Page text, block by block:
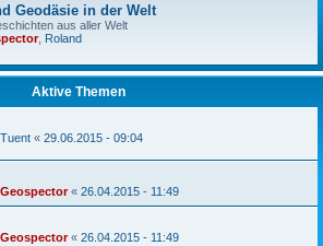
Geodäsie in der Welt
aus aller Welt
, Roland
Aktive Themen
Tuent « 29.06.2015 - 09:04
Geospector« 26.04.2015 - 11:49
Geospector« 26.04.2015 - 11:49